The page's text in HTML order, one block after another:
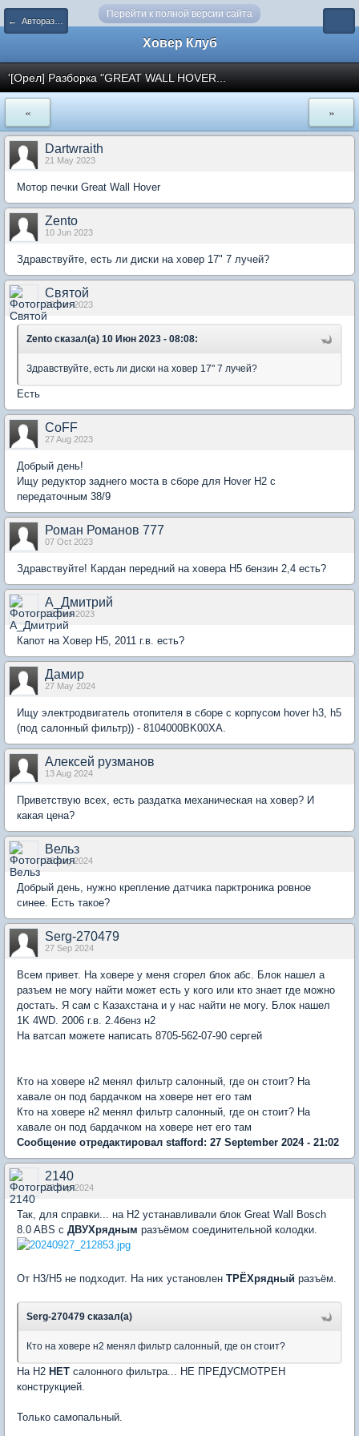
Перейти к полной версии сайта
← Авторазборки Hover, Haval
Ховер Клуб
'[Орел] Разборка "GREAT WALL HOVER...
« »
Dartwraith
21 May 2023
Мотор печки Great Wall Hover
Zento
10 Jun 2023
Здравствуйте, есть ли диски на ховер 17" 7 лучей?
Святой
16 Jun 2023
Zento сказал(а) 10 Июн 2023 - 08:08:
Здравствуйте, есть ли диски на ховер 17" 7 лучей?
Есть
CoFF
27 Aug 2023
Добрый день!
Ищу редуктор заднего моста в сборе для Hover H2 с
передаточным 38/9
Роман Романов 777
07 Oct 2023
Здравствуйте! Кардан передний на ховера Н5 бензин 2,4 есть?
А_Дмитрий
13 Dec 2023
Капот на Ховер Н5, 2011 г.в. есть?
Дамир
27 May 2024
Ищу электродвигатель отопителя в сборе с корпусом hover h3, h5
(под салонный фильтр)) - 8104000BK00XA.
Алексей рузманов
13 Aug 2024
Приветствую всех, есть раздатка механическая на ховер? И
какая цена?
Вельз
26 Aug 2024
Добрый день, нужно крепление датчика парктроника ровное
синее. Есть такое?
Serg-270479
27 Sep 2024
Всем привет. На ховере у меня сгорел блок абс. Блок нашел а
разъем не могу найти может есть у кого или кто знает где можно
достать. Я сам с Казахстана и у нас найти не могу. Блок нашел
1K 4WD. 2006 г.в. 2.4бенз н2
На ватсап можете написать 8705-562-07-90 сергей
Кто на ховере н2 менял фильтр салонный, где он стоит? На
хавале он под бардачком на ховере нет его там
Кто на ховере н2 менял фильтр салонный, где он стоит? На
хавале он под бардачком на ховере нет его там
Сообщение отредактировал stafford: 27 September 2024 - 21:02
2140
27 Sep 2024
Так, для справки... на Н2 устанавливали блок Great Wall Bosch
8.0 ABS с ДВУХрядным разъёмом соединительной колодки.
От Н3/Н5 не подходит. На них установлен ТРЁХрядный разъём.
Serg-270479 сказал(а)
Кто на ховере н2 менял фильтр салонный, где он стоит?
На Н2 НЕТ салонного фильтра... НЕ ПРЕДУСМОТРЕН
конструкцией.
Только самопальный.